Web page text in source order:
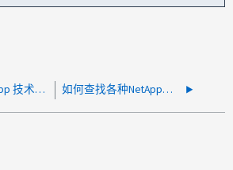
如何上报 NetApp 技术支持案例 如何查找各种NetApp产品的安全强化信息